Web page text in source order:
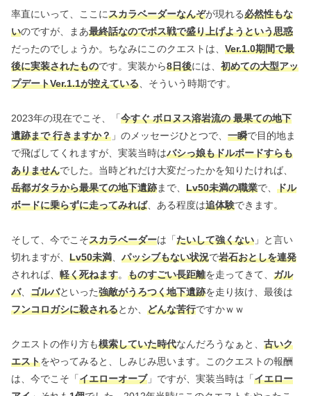
率直にいって、ここにスカラベーダーなんぞが現れる必然性もな
いのですが、まあ最終話なのでボス戦で盛り上げようという思惑
だったのでしょうか。ちなみにこのクエストは、 Ver.1.0期間で最
後に実装されたものです。実装から8日後には、 初めての大型アッ
プデートVer.1.1が控えている 、そういう時期です。
2023年の現在でこそ、「今すぐ ボロヌス溶岩流の 最果ての地下
遺跡まで 行きますか？ 」のメッセージひとつで、 一瞬で目的地ま
で飛ばしてくれますが、実装当時はバシっ娘もドルボードすらも
ありませんでした。当時どれだけ大変だったかを知りたければ、
岳都ガタラから最果ての地下遺跡まで、 Lv50未満の職業で、 ドル
ボードに乗らずに走ってみれば、ある程度は追体験できます。
そして、今でこそスカラベーダーは「たいして強くない 」と言い
切れますが、 Lv50未満、 パッシブもない状況で岩石おとしを連発
されれば、 軽く死ねます。 ものすごい長距離を走ってきて、 ガル
バ、 ゴルバといった強敵がうろつく地下遺跡を走り抜け、最後は
フンコロガシに殺されるとか、 どんな苦行ですかｗｗ
クエストの作り方も模索していた時代なんだろうなぁと、 古いク
エストをやってみると、しみじみ思います。このクエストの報酬
は、今でこそ「イエローオーブ」ですが、実装当時は「イエロー